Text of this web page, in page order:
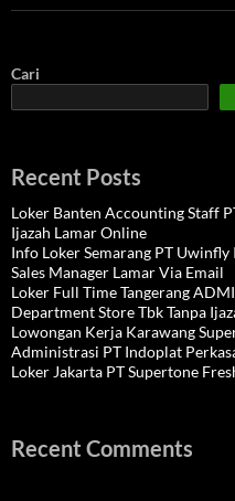
Cari
Recent Posts
Loker Banten Accounting Staff
Ijazah Lamar Online
Info Loker Semarang PT
Sales Manager Lamar Via Email
Loker Full Time Tangerang
Department Store Tbk Tanpa
Lowongan Kerja Karawang
Administrasi PT Indoplat
Loker Jakarta PT Supertone
Recent Comments